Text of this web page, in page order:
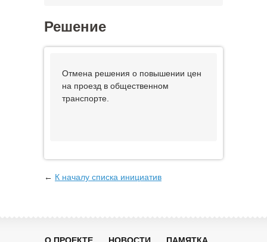
Решение
Отмена решения о повышении цен
на проезд в общественном
транспорте.
← К началу списка инициатив